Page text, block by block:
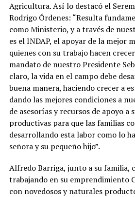
Agricultura. Así lo destacó el
Rodrigo Órdenes: “Resulta
como Ministerio, y a través de
es el INDAP, el apoyar de la mejor
quienes con su trabajo hacen
mandato de nuestro Presidente
claro, la vida en el campo debe
buena manera, haciendo crecer a
dando las mejores condiciones a
de asesorías y recursos de apoyo a
productivas para que las familias
desarrollando esta labor como lo
señora y su pequeño hijo”.
Alfredo Barriga, junto a su familia,
trabajando en su emprendimiento
con novedosos y naturales